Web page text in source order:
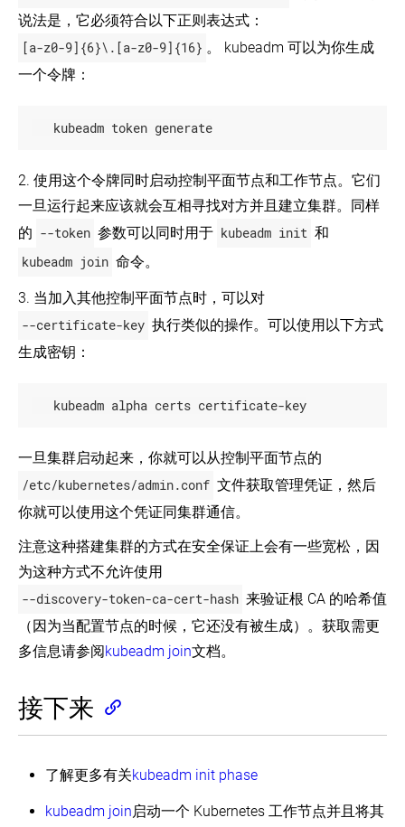
说法是，它必须符合以下正则表达式：
[a-z0-9]{6}\.[a-z0-9]{16} 。 kubeadm 可以为你生成
一个令牌：
   kubeadm token generate
2. 使用这个令牌同时启动控制平面节点和工作节点。它们
一旦运行起来应该就会互相寻找对方并且建立集群。同样
的 --token 参数可以同时用于 kubeadm init 和
kubeadm join 命令。
3. 当加入其他控制平面节点时，可以对
--certificate-key 执行类似的操作。可以使用以下方式
生成密钥：
   kubeadm alpha certs certificate-key
一旦集群启动起来，你就可以从控制平面节点的
/etc/kubernetes/admin.conf 文件获取管理凭证，然后
你就可以使用这个凭证同集群通信。
注意这种搭建集群的方式在安全保证上会有一些宽松，因
为这种方式不允许使用
--discovery-token-ca-cert-hash 来验证根 CA 的哈希值
（因为当配置节点的时候，它还没有被生成）。获取需更
多信息请参阅kubeadm join文档。
接下来
了解更多有关kubeadm init phase
kubeadm join启动一个 Kubernetes 工作节点并且将其